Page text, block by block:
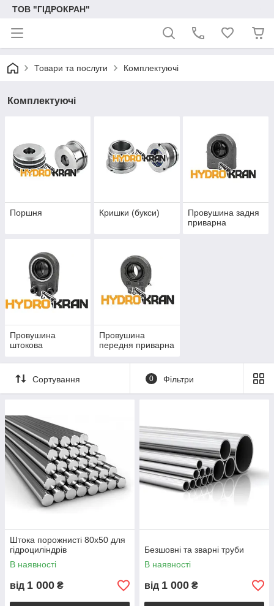
ТОВ "ГІДРОКРАН"
Товари та послуги Комплектуючі
Комплектуючі
Поршня Кришки (букси)
Провушина задня
приварна
Провушина
штокова
Провушина
передня приварна
Сортування 0 Фільтри
Штока порожнисті 80x50 для
гідроциліндрів
В наявності
від 1 000 ₴
Безшовні та зварні труби
В наявності
від 1 000 ₴